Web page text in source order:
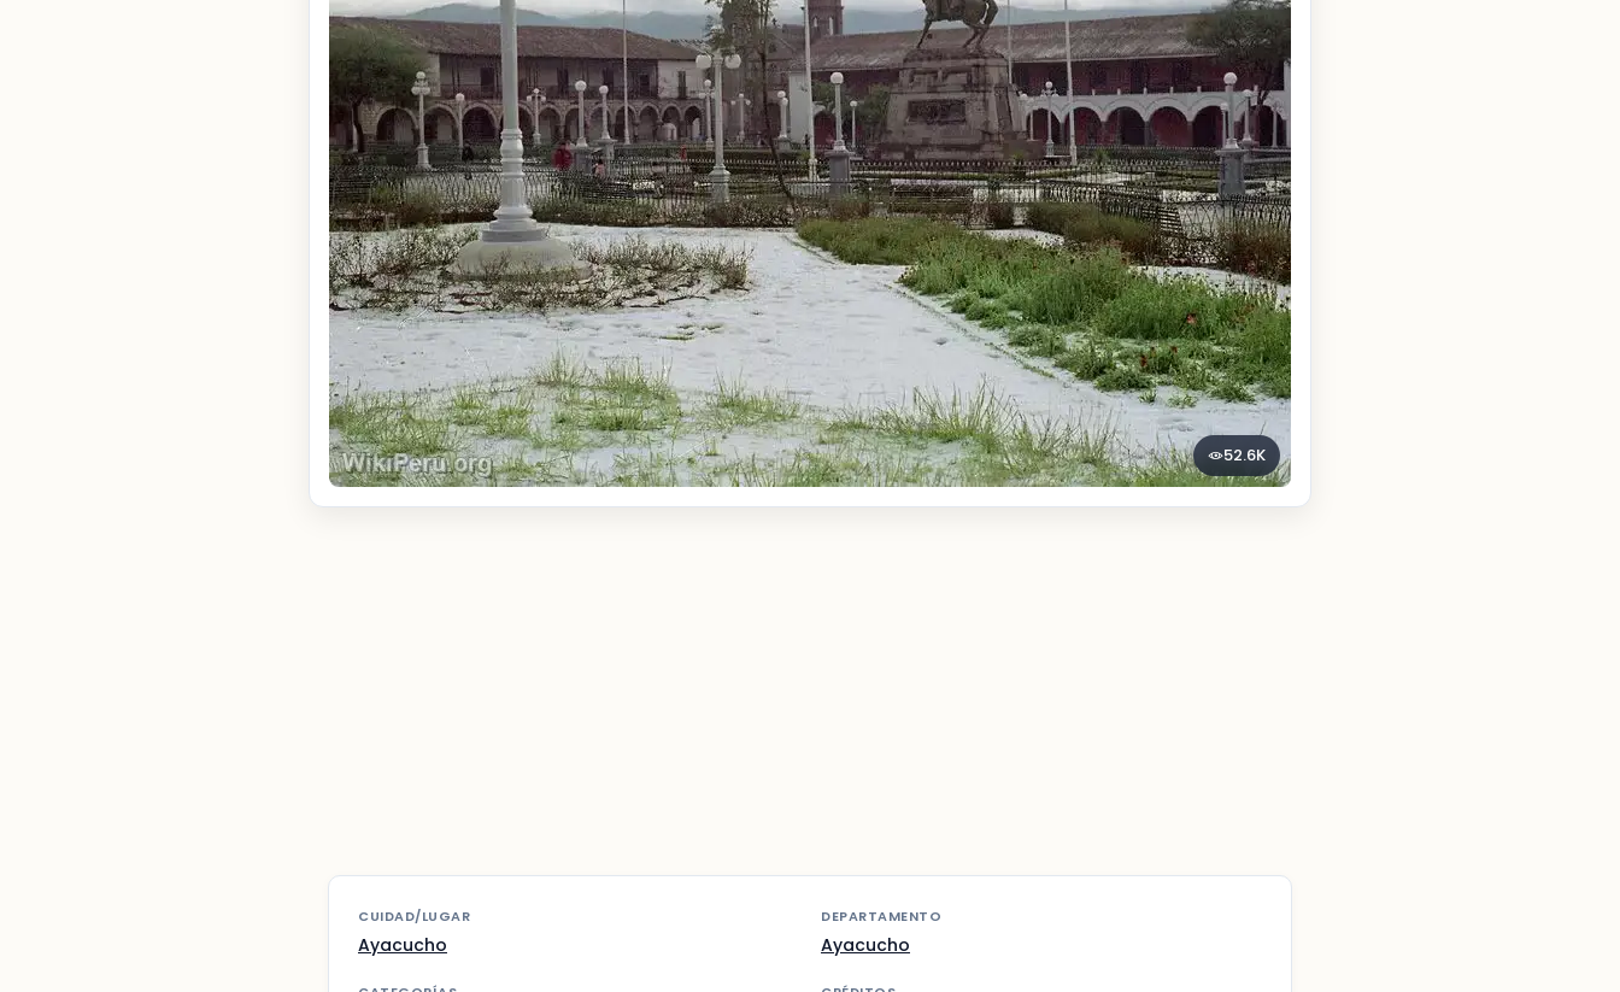
52.6K
CUIDAD/LUGAR
Ayacucho
DEPARTAMENTO
Ayacucho